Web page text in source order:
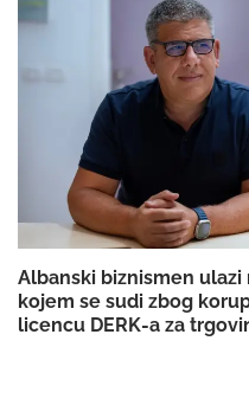
Albanski biznismen ulazi
kojem se sudi zbog
licencu DERK-a za